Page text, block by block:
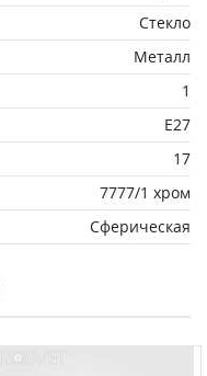
Стекло
Металл
1
E27
17
7777/1 хром
Сферическая